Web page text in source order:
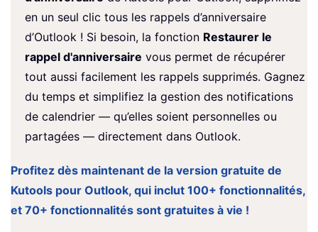
en un seul clic tous les rappels d’anniversaire
d’Outlook ! Si besoin, la fonction Restaurer le
rappel d'anniversaire vous permet de récupérer
tout aussi facilement les rappels supprimés. Gagnez
du temps et simplifiez la gestion des notifications
de calendrier — qu’elles soient personnelles ou
partagées — directement dans Outlook.
Profitez dès maintenant de la version gratuite de
Kutools pour Outlook, qui inclut 100+ fonctionnalités,
et 70+ fonctionnalités sont gratuites à vie !